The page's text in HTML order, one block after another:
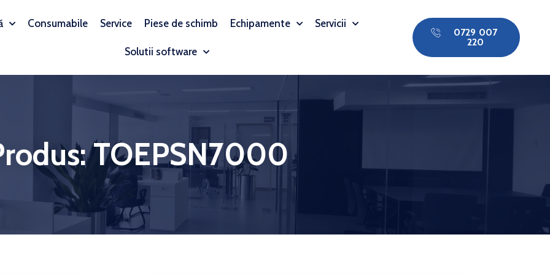
Consumabile Service Piese de schimb Echipamente Servicii
Solutii software
0729 007
220
TOEPSN7000